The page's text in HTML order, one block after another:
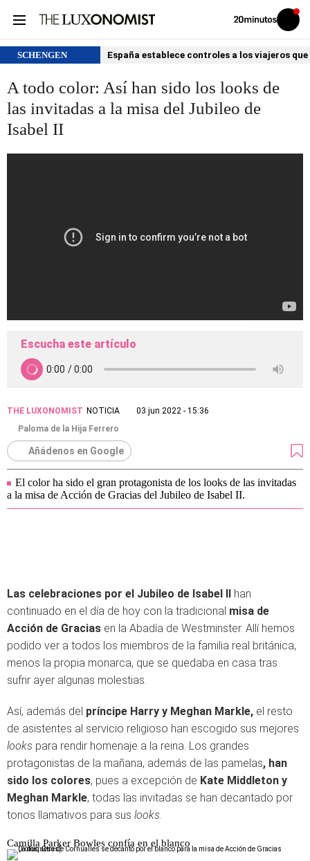
Volver
Iniciar
sesión
SCHENGEN España establece controles a los viajeros
A todo color: Así han sido los looks de
las invitadas a la misa del Jubileo de
Isabel II
Escucha este artículo
THE LUXONOMIST NOTICIA
03 jun 2022 - 15:36
Paloma de la Hija Ferrero
Añádenos en Google
El color ha sido el gran protagonista de los looks de las invitadas
a la misa de Acción de Gracias del Jubileo de Isabel II.
Las celebraciones por el Jubileo de Isabel II han
continuado en el día de hoy con la tradicional misa de
Acción de Gracias en la Abadía de Westminster. Allí hemos
podido ver a todos los miembros de la familia real británica,
menos la propia monarca, que se quedaba en casa tras
sufrir ayer algunas molestias.
Así, además del príncipe Harry y Meghan Markle, el resto
de asistentes al servicio religioso han escogido sus mejores
looks para rendir homenaje a la reina. Los grandes
protagonistas de la mañana, además de las pamelas, han
sido los colores, pues a excepción de Kate Middleton y
Meghan Markle, todas las invitadas se han decantado por
tonos llamativos para sus looks.
Camilla Parker Bowles confía en el blanco